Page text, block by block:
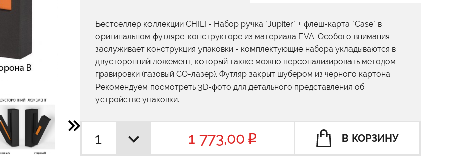
Бестселлер коллекции CHILI - Набор ручка "Jupiter" + флеш-карта "Case" в
оригинальном футляре-конструкторе из материала EVA. Особого внимания
заслуживает конструкция упаковки - комплектующие набора укладываются в
двусторонний ложемент, который также можно персонализировать методом
гравировки (газовый СО-лазер). Футляр закрыт шубером из черного картона.
Рекомендуем посмотреть 3D-фото для детального представления об
устройстве упаковки.
1 773,00 В КОРЗИНУ